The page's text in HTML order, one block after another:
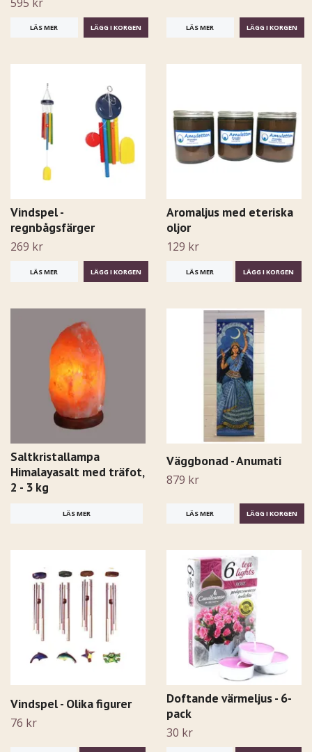
LÄS MER LÄS MER
Vindspel -
regnbågsfärger
269 kr
LÄS MER
Aromaljus med eteriska
oljor
129 kr
LÄS MER LÄGG I KORGEN
Saltkristallampa
Himalayasalt med träfot,
2 - 3 kg
LÄS MER
Väggbonad - Anumati
879 kr
LÄS MER
Vindspel - Olika figurer
76 kr
Doftande värmeljus - 6-
pack
30 kr